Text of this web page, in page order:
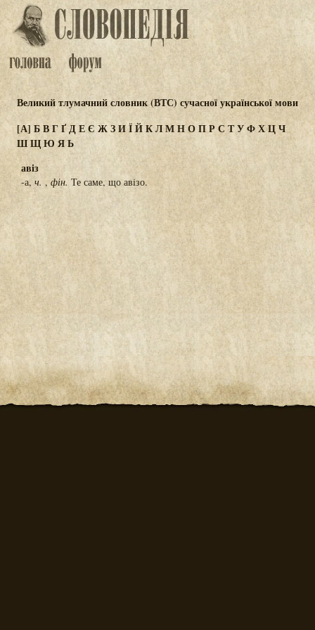
Великий тлумачний словник (ВТС) сучасної української мови
[А] БВГҐДЕЄ ЖЗИЇЙКЛМНОПР СТУФХЦЧ
ШЩЮЯЬ
авіз
-а, ч. , фін. Те саме, що авізо.